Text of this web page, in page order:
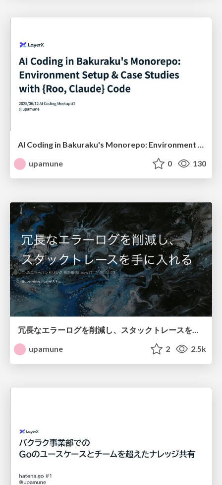
AI Coding in Bakuraku's Monorepo: Environment Setup & Case Studies with {Roo, Claude} Code [EN]
upamune
0 130
冗長なエラーログを削減し、スタックトレースを手に入れる / Reducing Verbose Error Logs and Obtaining Stack Traces
upamune
2 2.5k